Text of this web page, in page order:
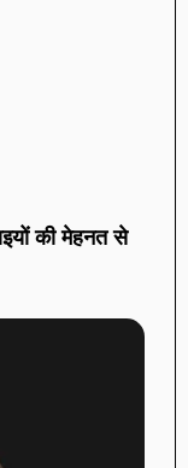
की मेहनत से